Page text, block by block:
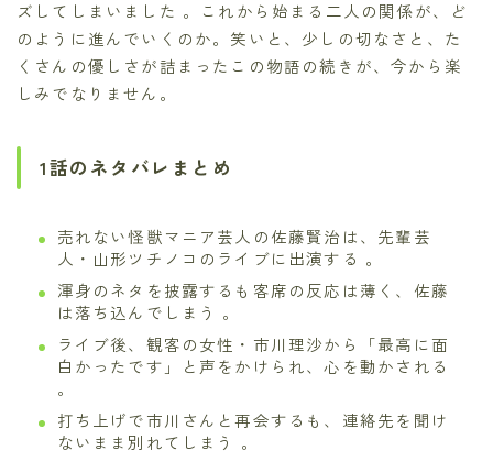
ズしてしまいました 。これから始まる二人の関係が、ど
のように進んでいくのか。笑いと、少しの切なさと、た
くさんの優しさが詰まったこの物語の続きが、今から楽
しみでなりません。
1話のネタバレまとめ
売れない怪獣マニア芸人の佐藤賢治は、先輩芸
人・山形ツチノコのライブに出演する 。
渾身のネタを披露するも客席の反応は薄く、佐藤
は落ち込んでしまう 。
ライブ後、観客の女性・市川理沙から「最高に面
白かったです」と声をかけられ、心を動かされる
。
打ち上げで市川さんと再会するも、連絡先を聞け
ないまま別れてしまう 。